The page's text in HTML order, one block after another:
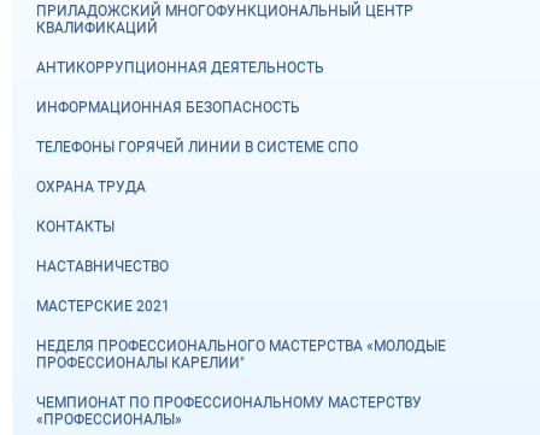
ПРИЛАДОЖСКИЙ МНОГОФУНКЦИОНАЛЬНЫЙ ЦЕНТР
КВАЛИФИКАЦИЙ
АНТИКОРРУПЦИОННАЯ ДЕЯТЕЛЬНОСТЬ
ИНФОРМАЦИОННАЯ БЕЗОПАСНОСТЬ
ТЕЛЕФОНЫ ГОРЯЧЕЙ ЛИНИИ В СИСТЕМЕ СПО
ОХРАНА ТРУДА
КОНТАКТЫ
НАСТАВНИЧЕСТВО
МАСТЕРСКИЕ 2021
НЕДЕЛЯ ПРОФЕССИОНАЛЬНОГО МАСТЕРСТВА «МОЛОДЫЕ
ПРОФЕССИОНАЛЫ КАРЕЛИИ"
ЧЕМПИОНАТ ПО ПРОФЕССИОНАЛЬНОМУ МАСТЕРСТВУ
«ПРОФЕССИОНАЛЫ»